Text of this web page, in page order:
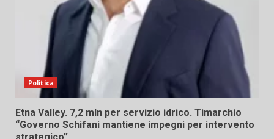
Politica
Etna Valley. 7,2 mln per servizio idrico. Timarchio
“Governo Schifani mantiene impegni per intervento